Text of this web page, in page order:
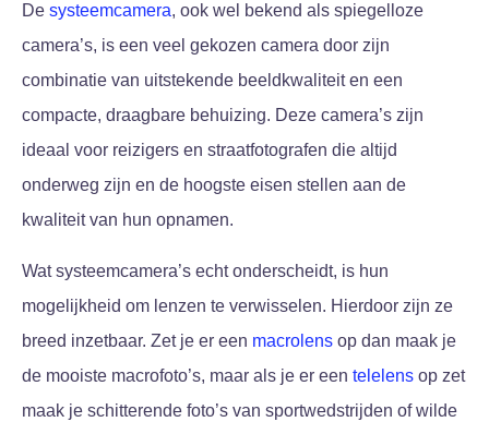
De systeemcamera, ook wel bekend als spiegelloze
camera’s, is een veel gekozen camera door zijn
combinatie van uitstekende beeldkwaliteit en een
compacte, draagbare behuizing. Deze camera’s zijn
ideaal voor reizigers en straatfotografen die altijd
onderweg zijn en de hoogste eisen stellen aan de
kwaliteit van hun opnamen.
Wat systeemcamera’s echt onderscheidt, is hun
mogelijkheid om lenzen te verwisselen. Hierdoor zijn ze
breed inzetbaar. Zet je er een macrolens op dan maak je
de mooiste macrofoto’s, maar als je er een telelens op zet
maak je schitterende foto’s van sportwedstrijden of wilde